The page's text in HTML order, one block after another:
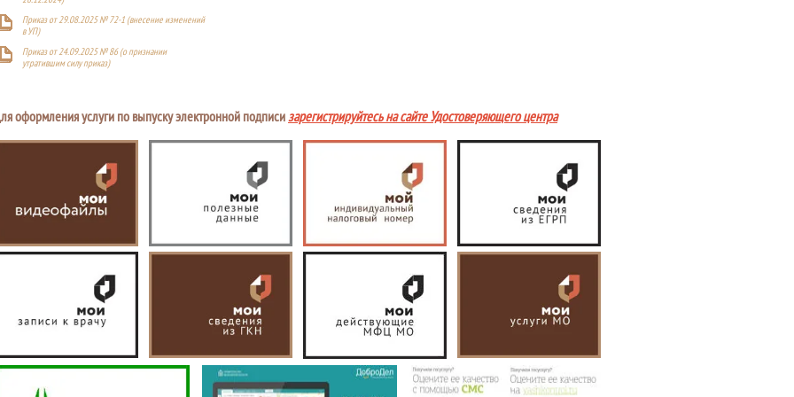
Приказ от 29.08.2025 № 72-1 (внесение изменений
в УП)
Приказ от 24.09.2025 № 86 (о признании
утратившим силу приказ)
оформления услуги по выпуску электронной подписизарегистрируйтесь на сайте Удостоверяющего центра